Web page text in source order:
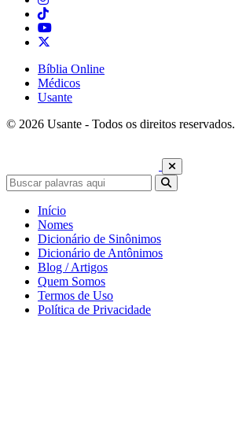
Bíblia Online
Médicos
Usante
© 2026 Usante - Todos os direitos reservados.
Início
Nomes
Dicionário de Sinônimos
Dicionário de Antônimos
Blog / Artigos
Quem Somos
Termos de Uso
Política de Privacidade